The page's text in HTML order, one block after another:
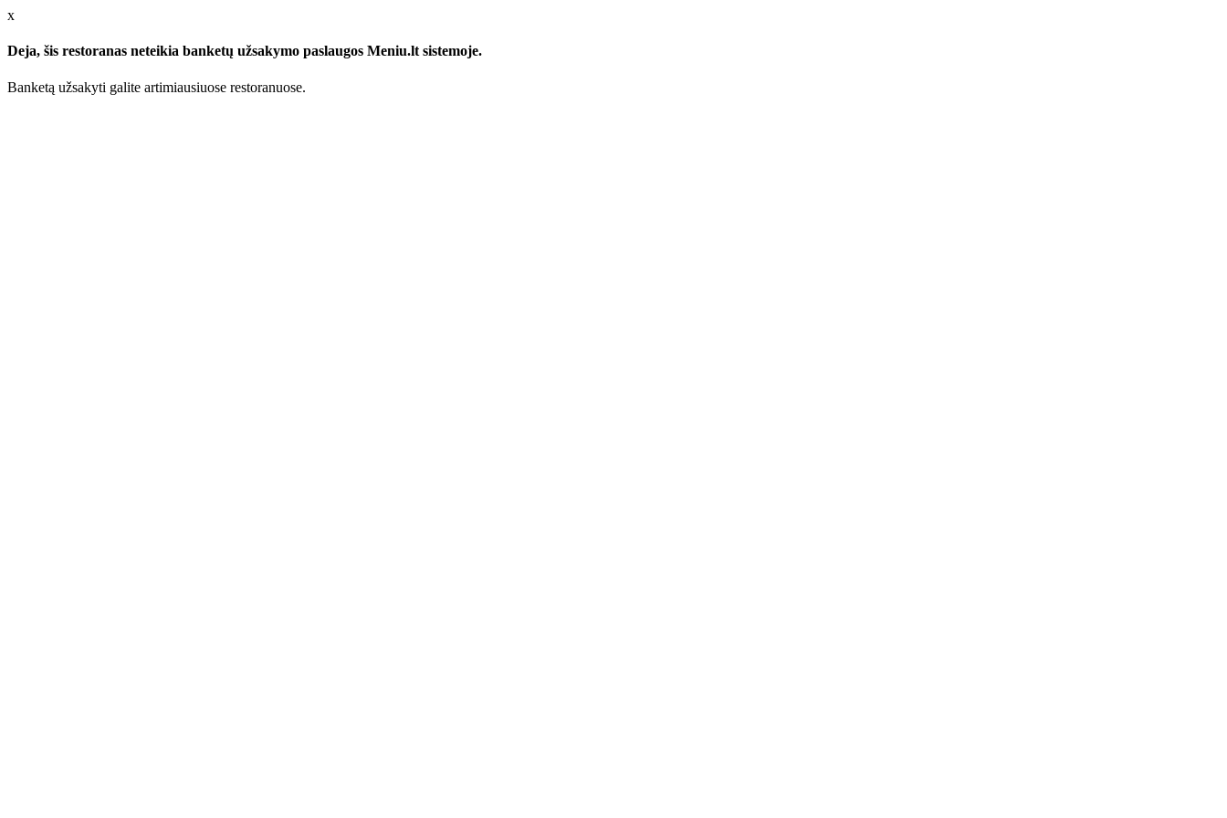
x
Deja, šis restoranas neteikia banketų užsakymo paslaugos Meniu.lt sistemoje.
Banketą užsakyti galite artimiausiuose restoranuose.